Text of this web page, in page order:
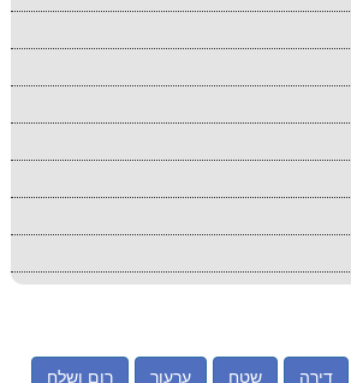
דירה שטח ערעור רום ושלח